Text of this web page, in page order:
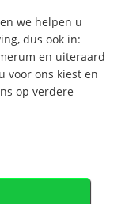
en we helpen u
dus ook in:
en uiteraard
voor ons kiest en
op verdere